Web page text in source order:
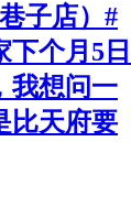
子店）#
个月5日
我想问一
比天府要